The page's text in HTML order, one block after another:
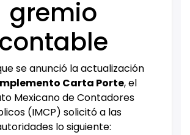
gremio
contable
se anunció la actualización
Carta Porte, el
Mexicano de Contadores
(IMCP) solicitó a las
lo siguiente: